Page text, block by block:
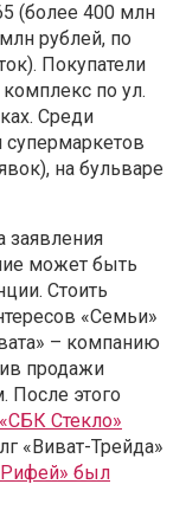
(более 400 млн
рублей, по
Покупатели
по ул.
Среди
на бульваре
заявления
может быть
Стоить
«Семьи»
– компанию
продажи
этого
«СБК Стекло»
«Виват-Трейда»
был